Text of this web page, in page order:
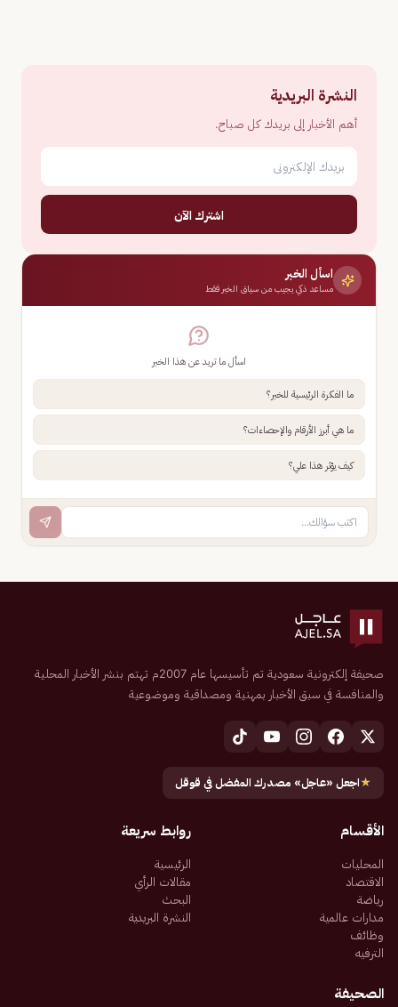
النشرة البريدية
أهم الأخبار إلى بريدك كل صباح.
اشترك الآن
اسأل الخبر
مساعد ذكي يجيب من سياق الخبر فقط
اسأل ما تريد عن هذا الخبر
ما الفكرة الرئيسية للخبر؟
ما هي أبرز الأرقام والإحصاءات؟
كيف يؤثر هذا علي؟
صحيفة إلكترونية سعودية تم تأسيسها عام 2007م تهتم بنشر الأخبار المحلية
والمنافسة في سبق الأخبار بمهنية ومصداقية وموضوعية
★اجعل «عاجل» مصدرك المفضل في قوقل
الأقسام
المحليات
الاقتصاد
رياضة
مدارات عالمية
وظائف
الترفيه
روابط سريعة
الرئيسية
مقالات الرأي
البحث
النشرة البريدية
الصحيفة